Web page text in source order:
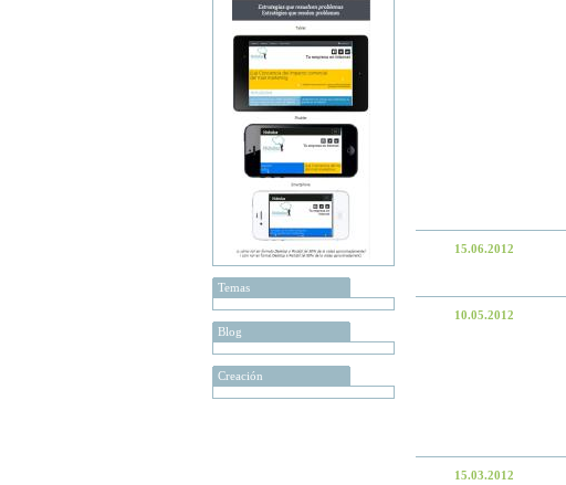
Temas
Blog
Creación
15.06.2012
10.05.2012
15.03.2012